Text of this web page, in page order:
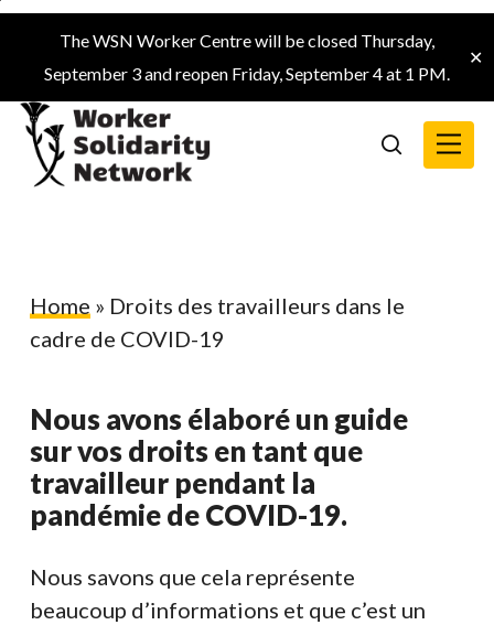
Skip
main
content
The WSN Worker Centre will be closed Thursday,
September 3 and reopen Friday, September 4 at 1 PM.
✕
search
Menu
Home » Droits des travailleurs dans le
cadre de COVID-19
Nous avons élaboré un guide
sur vos droits en tant que
travailleur pendant la
pandémie de COVID-19.
Nous savons que cela représente
beaucoup d’informations et que c’est un